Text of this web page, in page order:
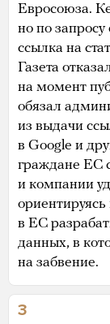
Евросоюза.
но по
ссылка на
Газета
на момент
обязал
из выдачи
в Google и
граждане ЕС
и компании
в ЕС
данных, в
на забвение.
3